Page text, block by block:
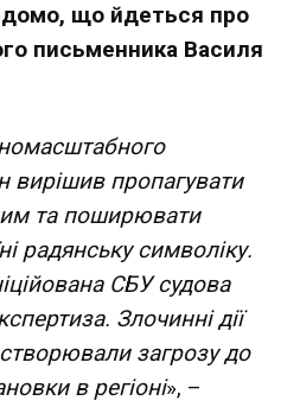
що йдеться про
письменника Василя
вирішив пропагувати
та поширювати
радянську символіку.
СБУ судова
Злочинні дії
загрозу до
в регіоні», –